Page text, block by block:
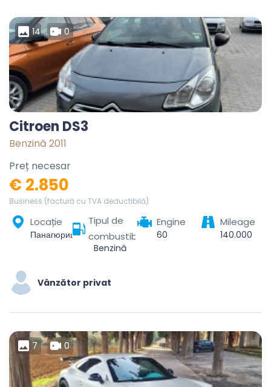
14 0
Citroen DS3
Benzină 2011
Preț necesar
€ 2.850
Business (factură cu TVA deductibilă)
Locație
Панагюрище, Пазарджик, 4500, България
Tipul de
combustibil
Benzină
Engine
60
Mileage
140.000
Vânzător privat
7 0